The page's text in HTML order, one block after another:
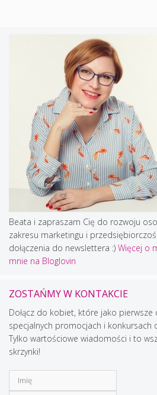
Beata i zapraszam Cię do rozwoju
zakresu marketingu i
dołączenia do newslettera :) Więcej o
mnie na Bloglovin
ZOSTAŃMY W KONTAKCIE
Dołącz do kobiet, które jako pierwsze
specjalnych promocjach i konkursach
Tylko wartościowe wiadomości i to
skrzynki!